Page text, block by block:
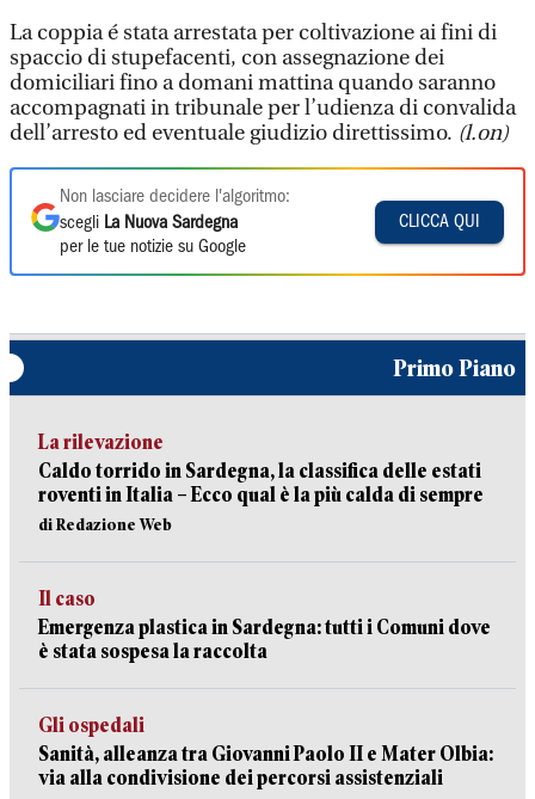
La coppia é stata arrestata per coltivazione ai fini di
spaccio di stupefacenti, con assegnazione dei
domiciliari fino a domani mattina quando saranno
accompagnati in tribunale per l’udienza di convalida
dell’arresto ed eventuale giudizio direttissimo. (l.on)
Non lasciare decidere l'algoritmo:
scegli La Nuova Sardegna
per le tue notizie su Google
CLICCA QUI
Primo Piano
La rilevazione
Caldo torrido in Sardegna, la classifica delle estati
roventi in Italia – Ecco qual è la più calda di sempre
di Redazione Web
Il caso
Emergenza plastica in Sardegna: tutti i Comuni dove
è stata sospesa la raccolta
Gli ospedali
Sanità, alleanza tra Giovanni Paolo II e Mater Olbia:
via alla condivisione dei percorsi assistenziali